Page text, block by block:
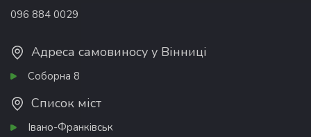
096 884 0029
Адреса самовиносу у Вінниці
Соборна 8
Список міст
Івано-Франківськ